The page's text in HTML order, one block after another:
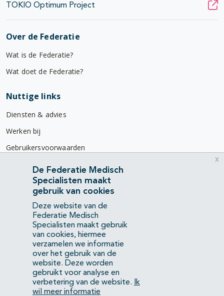
TOKIO Optimum Project
Over de Federatie
Wat is de Federatie?
Wat doet de Federatie?
Nuttige links
Diensten & advies
Werken bij
Gebruikersvoorwaarden
Privacyverklaring
Contact
Mercatorlaan 1200
3528 BL Utrecht
(088) 505 34 34
info@richtlijnendatabase.nl
YouTubeLinkedIn
De Federatie Medisch
Specialisten maakt
gebruik van cookies
Deze website van de
Federatie Medisch
Specialisten maakt gebruik
van cookies, hiermee
verzamelen we informatie
over het gebruik van de
website. Deze worden
gebruikt voor analyse en
verbetering van de website.
Ik
wil meer informatie
x